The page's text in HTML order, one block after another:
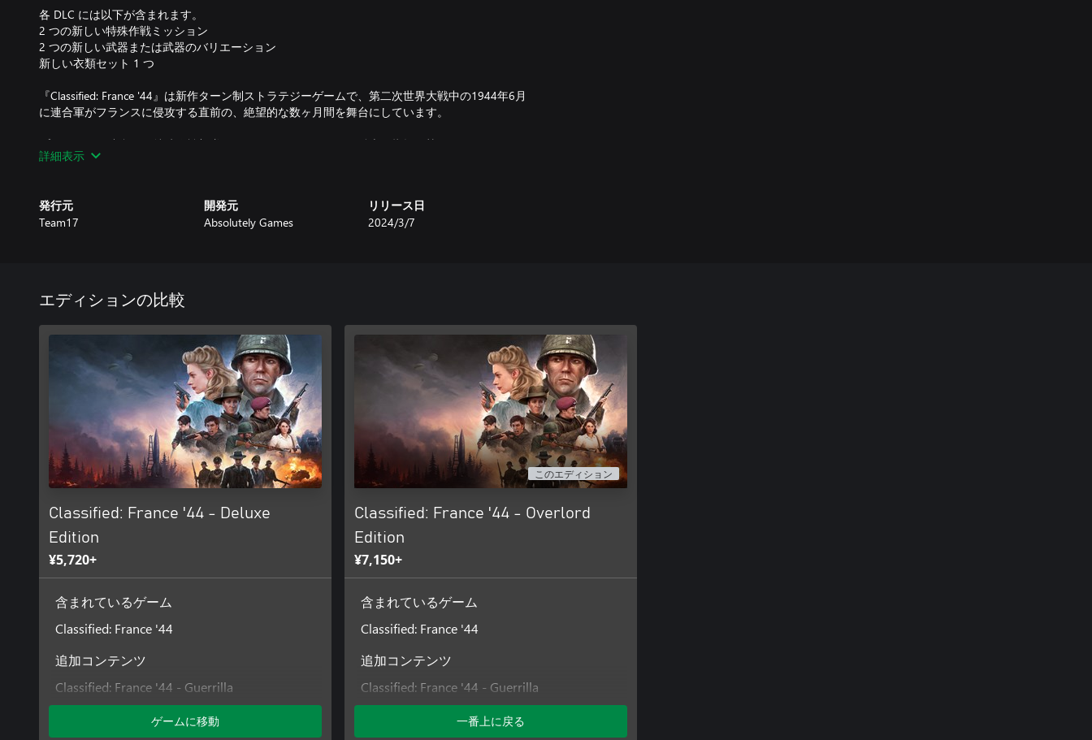
各 DLC には以下が含まれます。
2 つの新しい特殊作戦ミッション
2 つの新しい武器または武器のバリエーション
新しい衣類セット 1 つ
『Classified: France '44』は新作ターン制ストラテジーゲームで、第二次世界大戦中の1944年6月
に連合軍がフランスに侵攻する直前の、絶望的な数ヶ月間を舞台にしています。
プレイヤーは連合軍の特殊作戦部隊とフランスのレジスタンス兵士の指揮を執ります。エリート
工作員をリクルートして自分の部隊を編成し、破壊や妨害などの無差別作戦を実行しましょう。
察に情け容赦なく狙われるので注意。
一撃一撃の重み。『Classified: France '44』独自の士気システムでは、あらゆる一撃が自分たち、
または敵に影響を及ぼします。敵を制圧・突破することで短い時間枠が得られ、その間に怯えた
標的を側面から攻撃してドドメを刺すことができます。
戦闘を形成。ステルス戦術を利用して重要なターゲットを排除し、自分のやり方で戦いを開始し
ましょう。ただし、キル数が増えれば増えるほど、多くの敵が異常事態に気づき始めます。相手
に嗅ぎつけられる前に奇襲できるよう準備を整えておきましょう！
チームを結成。実在の英雄と架空の英雄が入り混じる中、自由に隊員を選びましょう。それぞれ
が独自の経歴を持っています。彼らを訓練、カスタマイズし、成長してゆくスキルと武器で装備
を整えます。共にたき火を囲むことでチームの士気を高め、占領下にあるフランスの荒廃した土
地で戦いながら彼らの生き様について学びましょう。
歴史を体感。フランス軍から与えられる45以上のミッションで、困難な目標を達成しましょう。
レジスタンスを成長させ最終目標達成に近づくためには、自分の戦略に合ったミッションを選ぶ
勝利を目指して。『Classified: France '44』は挑戦に満ちたゲームです。最適な大戦略を練りなが
ら最善の戦術を展開し、複数の帰結を発見しましょう。あなたのD-デイはどのような姿になるの
詳細表示
発行元
Team17
開発元
Absolutely Games
リリース日
2024/3/7
エディションの比較
Classified: France '44 - Deluxe
Edition
¥5,720+
含まれているゲーム
Classified: France '44
追加コンテンツ
Classified: France '44 - Guerrilla
ゲームに移動
このエディション
Classified: France '44 - Overlord
Edition
¥7,150+
含まれているゲーム
Classified: France '44
追加コンテンツ
Classified: France '44 - Guerrilla
Classified: France '44 - Season Pass
一番上に戻る